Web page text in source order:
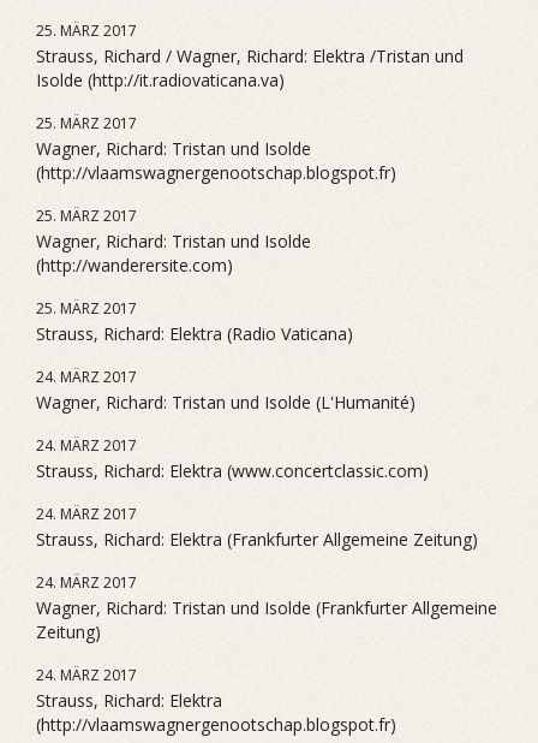
25. MÄRZ 2017
Strauss, Richard / Wagner, Richard: Elektra /Tristan und
Isolde (http://it.radiovaticana.va)
25. MÄRZ 2017
Wagner, Richard: Tristan und Isolde
(http://vlaamswagnergenootschap.blogspot.fr)
25. MÄRZ 2017
Wagner, Richard: Tristan und Isolde
(http://wanderersite.com)
25. MÄRZ 2017
Strauss, Richard: Elektra (Radio Vaticana)
24. MÄRZ 2017
Wagner, Richard: Tristan und Isolde (L'Humanité)
24. MÄRZ 2017
Strauss, Richard: Elektra (www.concertclassic.com)
24. MÄRZ 2017
Strauss, Richard: Elektra (Frankfurter Allgemeine Zeitung)
24. MÄRZ 2017
Wagner, Richard: Tristan und Isolde (Frankfurter Allgemeine
Zeitung)
24. MÄRZ 2017
Strauss, Richard: Elektra
(http://vlaamswagnergenootschap.blogspot.fr)